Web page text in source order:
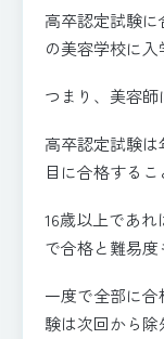
高卒認定試験に
の美容学校に入
つまり、美容師
高卒認定試験
目に合格するこ
16歳以上であ
で合格と難易度
一度で全部に
験は次回から除